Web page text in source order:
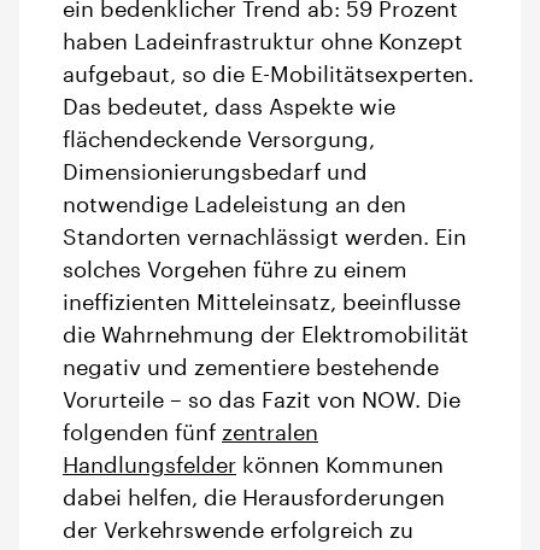
ein bedenklicher Trend ab: 59 Prozent
haben Ladeinfrastruktur ohne Konzept
aufgebaut, so die E-Mobilitätsexperten.
Das bedeutet, dass Aspekte wie
flächendeckende Versorgung,
Dimensionierungsbedarf und
notwendige Ladeleistung an den
Standorten vernachlässigt werden. Ein
solches Vorgehen führe zu einem
ineffizienten Mitteleinsatz, beeinflusse
die Wahrnehmung der Elektromobilität
negativ und zementiere bestehende
Vorurteile – so das Fazit von NOW. Die
folgenden fünf zentralen
Handlungsfelder können Kommunen
dabei helfen, die Herausforderungen
der Verkehrswende erfolgreich zu